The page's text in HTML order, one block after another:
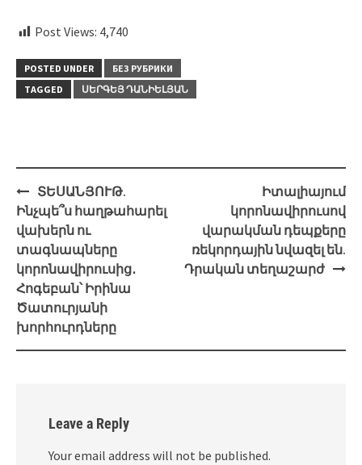
Post Views: 4,740
POSTED UNDER
БЕЗ РУБРИКИ
TAGGED
ՍԵՐԳԵՅ ԴԱՆԻԵԼՅԱՆ
Post
navigation
ՏԵՍԱՆՅՈՒԹ.
Ինչպե՞ս հաղթահարել
վախերն ու
տագնապները
կորոնավիրուսից․
Հոգեբան՝ Իրինա
Ծատուրյանի
խորհուրդները
Իտալիայում
կորոնավիրուսով
վարակման դեպքերը
ռեկորդային նվազել են.
Դրական տեղաշարժ
Leave a Reply
Your email address will not be published.